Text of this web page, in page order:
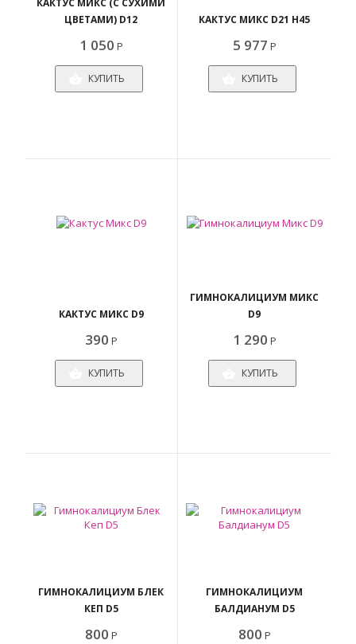
КАКТУС МИКС (С СУХИМИ
ЦВЕТАМИ) D12
1 050 Р
КУПИТЬ
КАКТУС МИКС D21 H45
5 977 Р
КУПИТЬ
КАКТУС МИКС D9
390 Р
КУПИТЬ
ГИМНОКАЛИЦИУМ МИКС
D9
1 290 Р
КУПИТЬ
ГИМНОКАЛИЦИУМ БЛЕК
КЕП D5
800 Р
ГИМНОКАЛИЦИУМ
БАЛДИАНУМ D5
800 Р